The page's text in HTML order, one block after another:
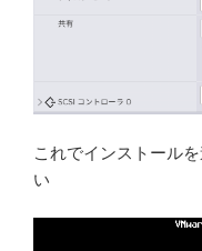
これでインストール
い